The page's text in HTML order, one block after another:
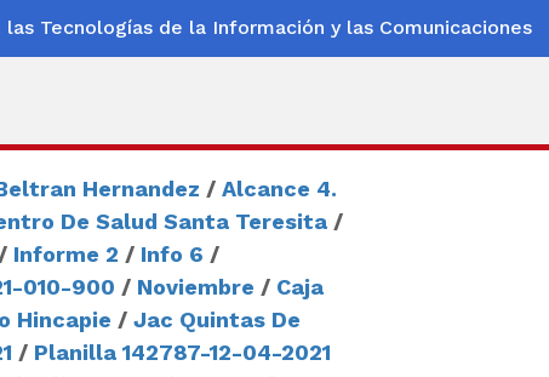
Tecnologías de la Información y las Comunicaciones
Hernandez / Alcance 4.
De Salud Santa Teresita /
/ Informe 2 / Info 6 /
010-900 / Noviembre / Caja
Hincapie / Jac Quintas De
/ Planilla 142787-12-04-2021